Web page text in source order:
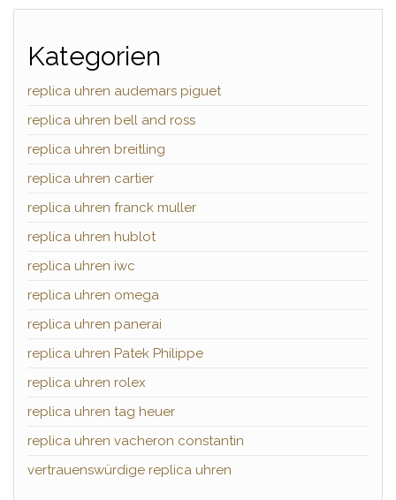
Kategorien
replica uhren audemars piguet
replica uhren bell and ross
replica uhren breitling
replica uhren cartier
replica uhren franck muller
replica uhren hublot
replica uhren iwc
replica uhren omega
replica uhren panerai
replica uhren Patek Philippe
replica uhren rolex
replica uhren tag heuer
replica uhren vacheron constantin
vertrauenswürdige replica uhren